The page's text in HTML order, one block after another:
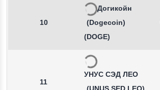
10
Догикойн
(Dogecoin)
(DOGE)
11
УНУС СЭД ЛЕО